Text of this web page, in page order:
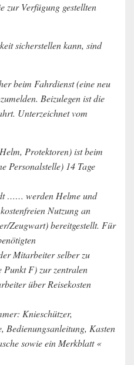
zur Verfügung gestellten
sicherstellen kann, sind
beim Fahrdienst (eine neu
Beizulegen ist die
Unterzeichnet vom
Protektoren) ist beim
Personalstelle) 14 Tage
…… werden Helme und
Nutzung an
Zeugwart) bereitgestellt. Für
Mitarbeiter selber zu
Punkt F) zur zentralen
über Reisekosten
Knieschützer,
Bedienungsanleitung, Kasten
sowie ein Merkblatt «